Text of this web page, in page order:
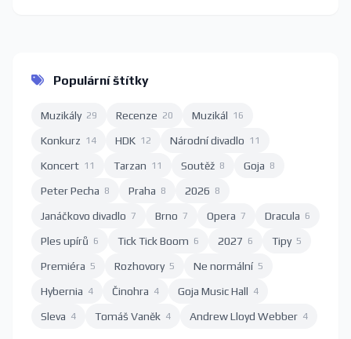
Populární štítky
Muzikály 29 Recenze 20 Muzikál 16
Konkurz 14 HDK 12 Národní divadlo 11
Koncert 11 Tarzan 11 Soutěž 8 Goja 8
Peter Pecha 8 Praha 8 2026 8
Janáčkovo divadlo 7 Brno 7 Opera 7 Dracula 6
Ples upírů 6 Tick Tick Boom 6 2027 6 Tipy 5
Premiéra 5 Rozhovory 5 Ne normální 5
Hybernia 4 Činohra 4 Goja Music Hall 4
Sleva 4 Tomáš Vaněk 4 Andrew Lloyd Webber 4